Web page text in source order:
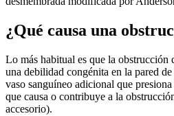
¿Qué causa una
Lo más habitual es que la obstrucción
una debilidad congénita en la pared
vaso sanguíneo adicional que
que causa o contribuye a la
accesorio).